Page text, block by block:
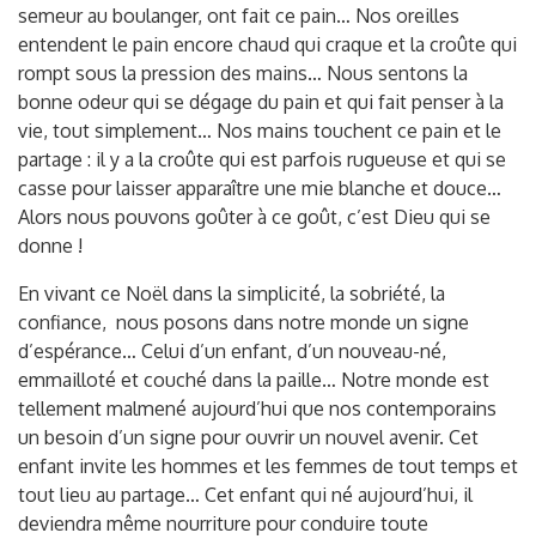
semeur au boulanger, ont fait ce pain… Nos oreilles
entendent le pain encore chaud qui craque et la croûte qui
rompt sous la pression des mains… Nous sentons la
bonne odeur qui se dégage du pain et qui fait penser à la
vie, tout simplement… Nos mains touchent ce pain et le
partage : il y a la croûte qui est parfois rugueuse et qui se
casse pour laisser apparaître une mie blanche et douce…
Alors nous pouvons goûter à ce goût, c’est Dieu qui se
donne !
En vivant ce Noël dans la simplicité, la sobriété, la
confiance, nous posons dans notre monde un signe
d’espérance… Celui d’un enfant, d’un nouveau-né,
emmailloté et couché dans la paille… Notre monde est
tellement malmené aujourd’hui que nos contemporains
un besoin d’un signe pour ouvrir un nouvel avenir. Cet
enfant invite les hommes et les femmes de tout temps et
tout lieu au partage… Cet enfant qui né aujourd’hui, il
deviendra même nourriture pour conduire toute